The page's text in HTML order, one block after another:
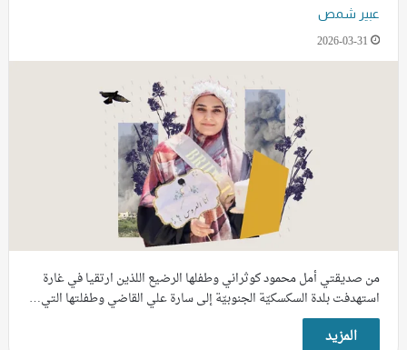
عبير شمص
2026-03-31
من صديقتي أمل محمود كوثراني وطفلها الرضيع اللذين ارتقيا في غارة
استهدفت بلدة السكسكيّة الجنوبيّة إلى سارة علي القاضي وطفلتها التي…
المزيد